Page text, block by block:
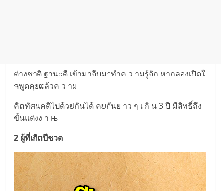
ต่างชาติ ฐานะดี เข้ามาจีบมาทำค ว ามรู้จัก หากลองเปิดใ
ຈพูดคุยແล้วค ว าม
คิດทัศนคติไปด้วຢกันได้ คບกันย าว ๆ เ กิ น 3 ปี มีสิทธิ์ถึง
ขั้นแต่งง า њ
2 ผู้ที่เกิດปีชวด